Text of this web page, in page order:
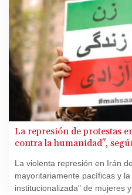
La represión de protestas
contra la humanidad",
La violenta represión en Irán
mayoritariamente pacíficas y
institucionalizada" de mujeres